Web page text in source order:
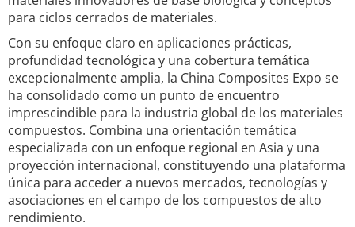
para ciclos cerrados de materiales.
Con su enfoque claro en aplicaciones prácticas,
profundidad tecnológica y una cobertura temática
excepcionalmente amplia, la China Composites Expo se
ha consolidado como un punto de encuentro
imprescindible para la industria global de los materiales
compuestos. Combina una orientación temática
especializada con un enfoque regional en Asia y una
proyección internacional, constituyendo una plataforma
única para acceder a nuevos mercados, tecnologías y
asociaciones en el campo de los compuestos de alto
rendimiento.